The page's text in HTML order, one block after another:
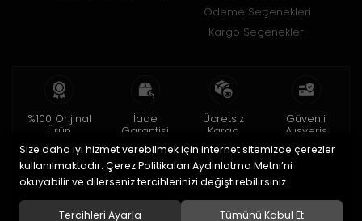
Ödeme Seçenekleri
Kargo Seçenekleri
%100 Orijinal
Ürün
2 yıl garanti
İade
Garantisi
15 gün içinde
iade
Ücretsiz
Kargo
150 TL ve üzeri
Güvenli
Alışveriş
256bit SSL ile
Size daha iyi hizmet verebilmek için internet sitemizde çerezler
kullanılmaktadır. Çerez Politikaları Aydınlatma Metni’ni
okuyabilir ve dilerseniz tercihlerinizi değiştirebilirsiniz.
Tercihleri Ayarla Tümünü Kabul Et